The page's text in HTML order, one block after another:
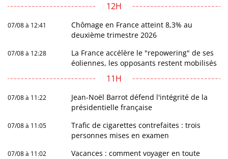
12H
07/08 à 12:41
Chômage en France atteint 8,3% au
deuxième trimestre 2026
07/08 à 12:28
La France accélère le "repowering" de ses
éoliennes, les opposants restent mobilisés
11H
07/08 à 11:22
Jean-Noël Barrot défend l'intégrité de la
présidentielle française
07/08 à 11:05
Trafic de cigarettes contrefaites : trois
personnes mises en examen
07/08 à 11:02
Vacances : comment voyager en toute